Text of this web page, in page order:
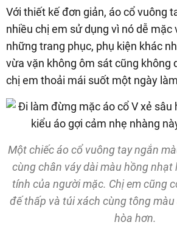
Với thiết kế đơn giản, áo cổ vuông
nhiều chị em sử dụng vì nó dễ mặc
những trang phục, phụ kiện khác
vừa vặn không ôm sát cũng không
chị em thoải mái suốt một ngày
Một chiếc áo cổ vuông tay ngắn
cùng chân váy dài màu hồng nhạt
tính của người mặc. Chị em cũng
đế thấp và túi xách cùng tông
hòa hơn.